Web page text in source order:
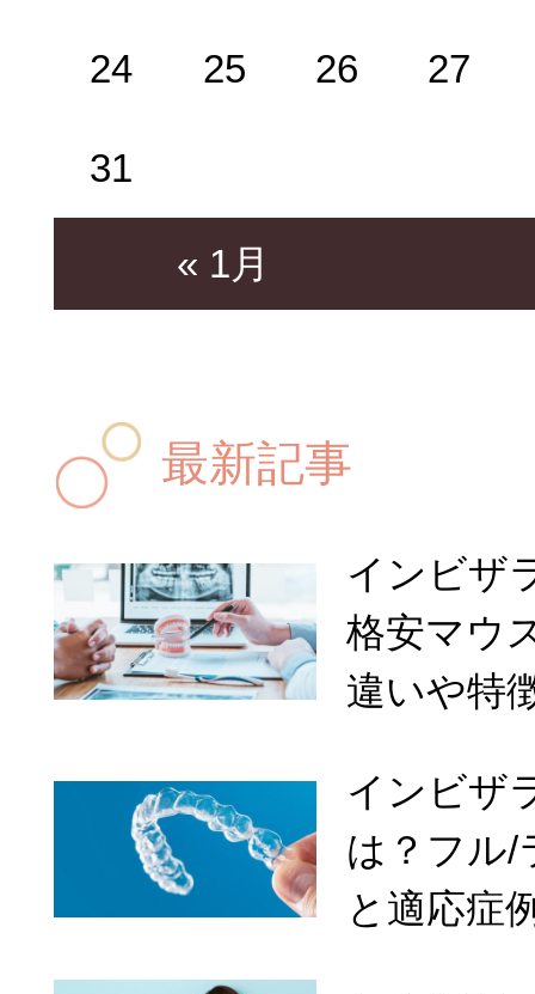
« 1月
24 25 26 27
31
最新記事
インビザ
格安マウ
違いや特
インビザ
は？フル/
と適応症